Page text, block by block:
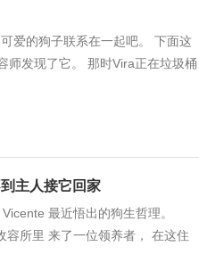
爱的狗子联系在一起吧。 下面这
师发现了它。 那时Vira正在垃圾桶
主人接它回家
最近悟出的狗生哲理。
容所里 来了一位领养者， 在这住